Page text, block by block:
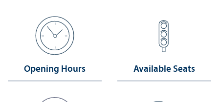
Opening Hours Available Seats